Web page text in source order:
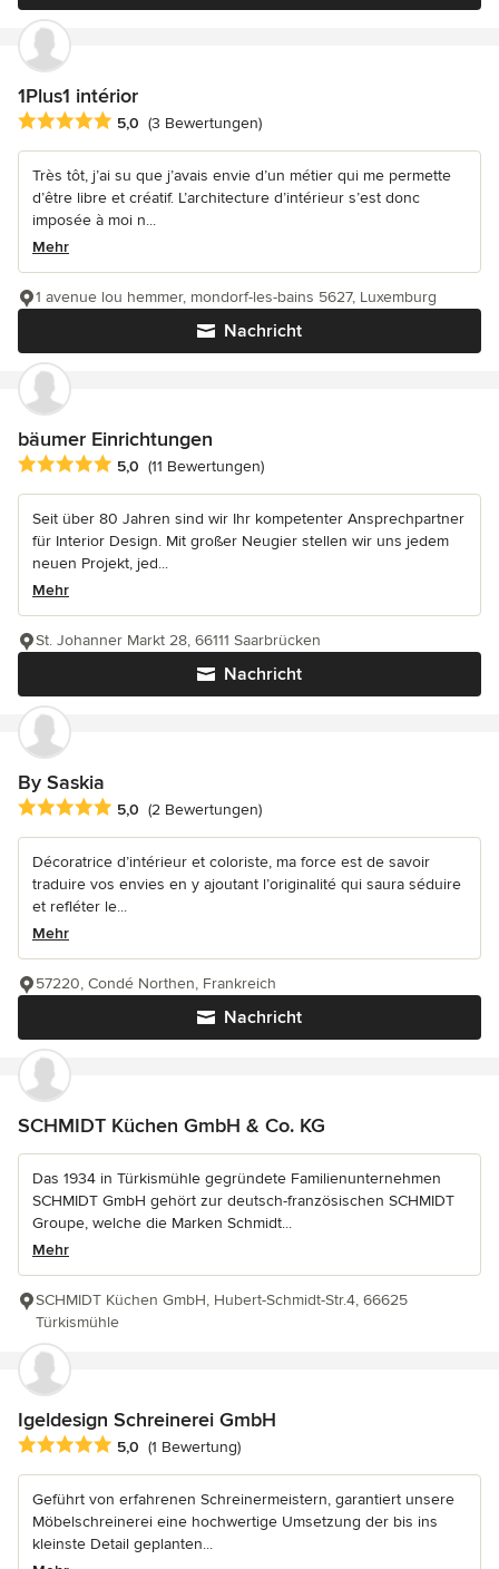
1Plus1 intérior
Durchschnittliche Bewertung: 5 von 5 Sternen
5,0 (3 Bewertungen)
Très tôt, j’ai su que j’avais envie d’un métier qui me permette
d’être libre et créatif. L’architecture d’intérieur s’est donc
imposée à moi n...
Mehr
Nachricht
1 avenue lou hemmer, mondorf-les-bains 5627, Luxemburg
bäumer Einrichtungen
Durchschnittliche Bewertung: 5 von 5 Sternen
5,0 (11 Bewertungen)
Seit über 80 Jahren sind wir Ihr kompetenter Ansprechpartner
für Interior Design. Mit großer Neugier stellen wir uns jedem
neuen Projekt, jed...
Mehr
Nachricht
St. Johanner Markt 28, 66111 Saarbrücken
By Saskia
Durchschnittliche Bewertung: 5 von 5 Sternen
5,0 (2 Bewertungen)
Décoratrice d’intérieur et coloriste, ma force est de savoir
traduire vos envies en y ajoutant l’originalité qui saura séduire
et refléter le...
Mehr
Nachricht
57220, Condé Northen, Frankreich
SCHMIDT Küchen GmbH & Co. KG
Das 1934 in Türkismühle gegründete Familienunternehmen
SCHMIDT GmbH gehört zur deutsch-französischen SCHMIDT
Groupe, welche die Marken Schmidt...
Mehr
SCHMIDT Küchen GmbH, Hubert-Schmidt-Str.4, 66625
Türkismühle
Igeldesign Schreinerei GmbH
Durchschnittliche Bewertung: 5 von 5 Sternen
5,0 (1 Bewertung)
Geführt von erfahrenen Schreinermeistern, garantiert unsere
Möbelschreinerei eine hochwertige Umsetzung der bis ins
kleinste Detail geplanten...